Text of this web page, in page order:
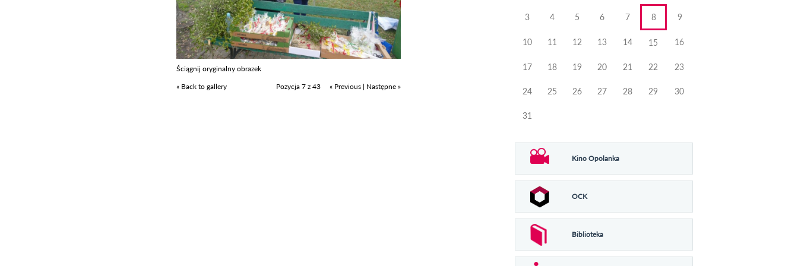
Ściągnij oryginalny obrazek
« Back to gallery
Pozycja 7 z 43 « Previous | Następne »
3 4 5 6 7 8 9
10 11 12 13 14 15 16
17 18 19 20 21 22 23
24 25 26 27 28 29 30
31
Kino Opolanka
OCK
Biblioteka